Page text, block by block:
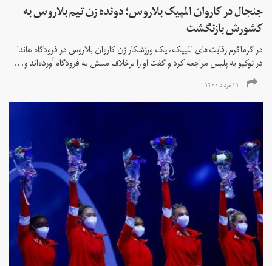
جنجال در کاروان المپیک بلاروس؛ دونده زن تیم بلاروس به
کشورش بازنگشت
در گرماگرم رقابت‌های المپیک، یک ورزشکار زن کاروان بلاروس در فرودگاه هاندا
در توکیو به پلیس مراجعه کرد و گفت او را برخلاف میلش به فرودگاه آورده‌اند و...
۱۱ مرداد ۱۴۰۰